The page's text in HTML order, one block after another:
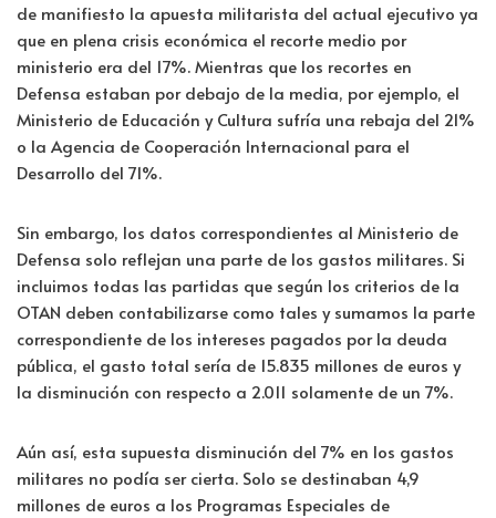
de manifiesto la apuesta militarista del actual ejecutivo ya
que en plena crisis económica el recorte medio por
ministerio era del 17%. Mientras que los recortes en
Defensa estaban por debajo de la media, por ejemplo, el
Ministerio de Educación y Cultura sufría una rebaja del 21%
o la Agencia de Cooperación Internacional para el
Desarrollo del 71%.
Sin embargo, los datos correspondientes al Ministerio de
Defensa solo reflejan una parte de los gastos militares. Si
incluimos todas las partidas que según los criterios de la
OTAN deben contabilizarse como tales y sumamos la parte
correspondiente de los intereses pagados por la deuda
pública, el gasto total sería de 15.835 millones de euros y
la disminución con respecto a 2.011 solamente de un 7%.
Aún así, esta supuesta disminución del 7% en los gastos
militares no podía ser cierta. Solo se destinaban 4,9
millones de euros a los Programas Especiales de